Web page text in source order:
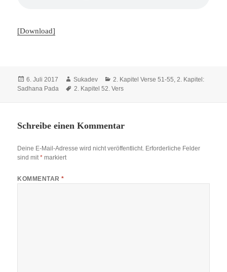
[Download]
Veröffentlicht
am
6. Juli 2017 Autor
Sukadev Kategorien
2. Kapitel Verse 51-55,2. Kapitel:
Sadhana Pada
Schlagwörter
2. Kapitel 52. Vers
Schreibe einen Kommentar
Deine E-Mail-Adresse wird nicht veröffentlicht. Erforderliche Felder
sind mit* markiert
KOMMENTAR*